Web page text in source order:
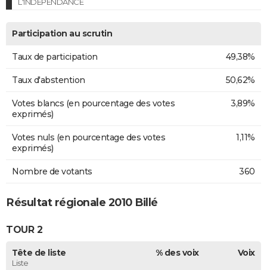
Participation au scrutin
Taux de participation 49,38%
Taux d'abstention 50,62%
Votes blancs (en pourcentage des votes
exprimés)
3,89%
Votes nuls (en pourcentage des votes
exprimés)
1,11%
Nombre de votants 360
Résultat régionale 2010 Billé
TOUR 2
Tête de liste
Liste
% des voix Voix